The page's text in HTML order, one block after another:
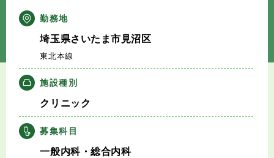
エージェントサービス
エージェントサービスTOP
サービスの流れ
キャリアアドバイザー紹介
医師の求人・転職Q&A
勤務地
埼玉県さいたま市見沼区
東北本線
施設種別
クリニック
募集科目
一般内科・総合内科